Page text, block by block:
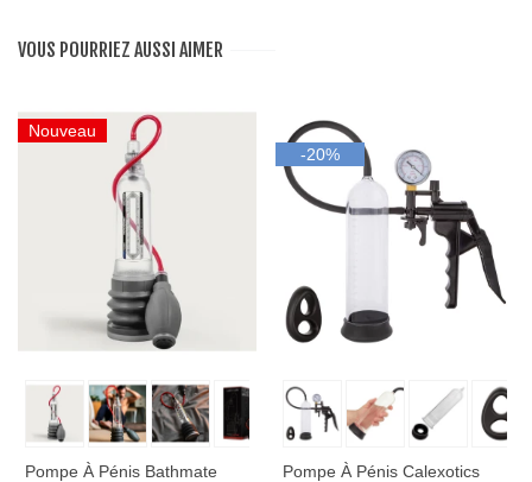
VOUS POURRIEZ AUSSI AIMER
Nouveau
Pompe À Pénis Bathmate
-20%
Pompe À Pénis Calexotics